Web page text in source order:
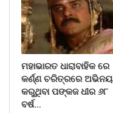
ମହାଭାରତ ଧାରାବାହିକ ରେ
କର୍ଣ୍ଣ ଚରିତ୍ରରେ ଅଭିନୟ
କରୁଥିବା ପଙ୍କଜ ଧୀର ୬୮
ବର୍ଷ…